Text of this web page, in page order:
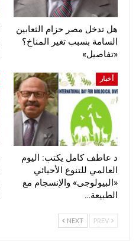
هل تدخل مصر حزام الثعابين
السامة بسبب تغير المناخ؟
«تفاصيل»
أخبار
د عاطف كامل يكتب: اليوم
العالمي للتنوع الأحيائي
«البيولوجى» والإنسجام مع
الطبيعة…
NEXT